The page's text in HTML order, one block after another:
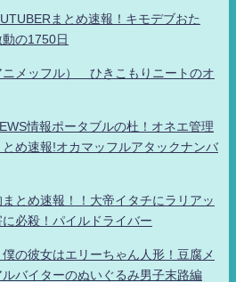
まとめ速報！キモデブおた
の1750日
ニメッフル） ひきこもりニートのオ
情報ポータブルの杜！オネエ管理
め速報!オカマッフルアタックナンバ
とめ速報！！大帝イタチにラリアッ
必殺！パイルドライバー
の彼女はエリーちゃん人形！豆腐メ
バイターのぬいぐるみ男子末路編